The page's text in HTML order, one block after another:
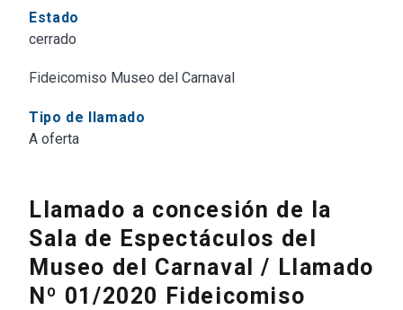
Estado
cerrado
Fideicomiso Museo del Carnaval
Tipo de llamado
A oferta
Llamado a concesión de la
Sala de Espectáculos del
Museo del Carnaval / Llamado
Nº 01/2020 Fideicomiso